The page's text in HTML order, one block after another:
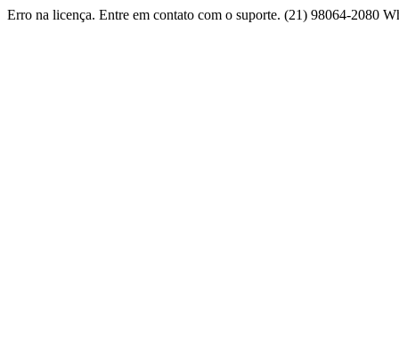
Erro na licença. Entre em contato com o suporte. (21) 98064-2080